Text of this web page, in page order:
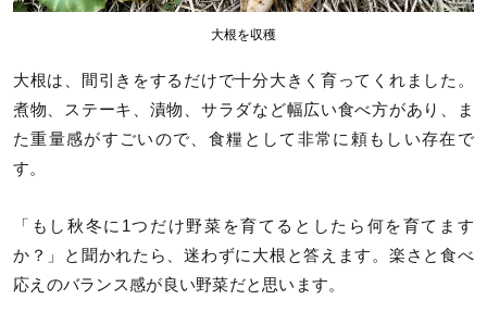
大根を収穫
大根は、間引きをするだけで十分大きく育ってくれました。
煮物、ステーキ、漬物、サラダなど幅広い食べ方があり、ま
た重量感がすごいので、食糧として非常に頼もしい存在で
す。
「もし秋冬に1つだけ野菜を育てるとしたら何を育てます
か？」と聞かれたら、迷わずに大根と答えます。楽さと食べ
応えのバランス感が良い野菜だと思います。